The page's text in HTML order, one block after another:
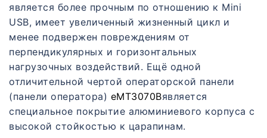
является более прочным по отношению к Mini
USB, имеет увеличенный жизненный цикл и
менее подвержен повреждениям от
перпендикулярных и горизонтальных
нагрузочных воздействий. Ещё одной
отличительной чертой операторской панели
(панели оператора) eMT3070Bявляется
специальное покрытие алюминиевого корпуса с
высокой стойкостью к царапинам.